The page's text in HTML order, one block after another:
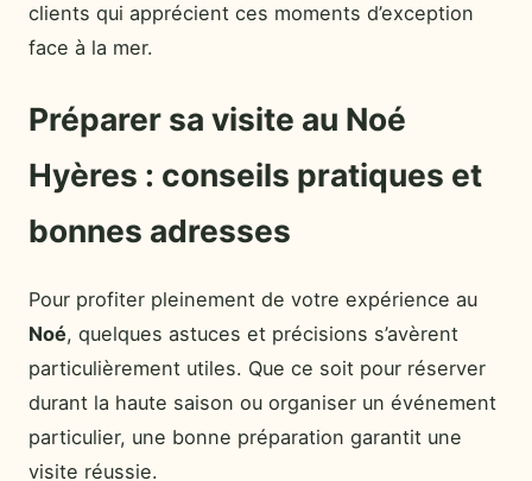
clients qui apprécient ces moments d’exception
face à la mer.
Préparer sa visite au Noé
Hyères : conseils pratiques et
bonnes adresses
Pour profiter pleinement de votre expérience au
Noé, quelques astuces et précisions s’avèrent
particulièrement utiles. Que ce soit pour réserver
durant la haute saison ou organiser un événement
particulier, une bonne préparation garantit une
visite réussie.